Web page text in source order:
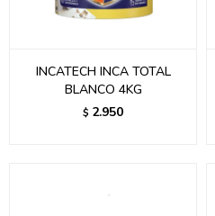
INCATECH INCA TOTAL
BLANCO 4KG
$ 2.950